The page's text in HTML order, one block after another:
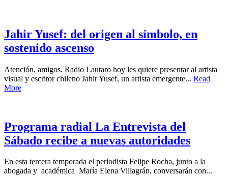
Jahir Yusef: del origen al símbolo, en
sostenido ascenso
Atención, amigos. Radio Lautaro hoy les quiere presentar al artista
visual y escritor chileno Jahir Yusef, un artista emergente... Read
More
Programa radial La Entrevista del
Sábado recibe a nuevas autoridades
En esta tercera temporada el periodista Felipe Rocha, junto a la
abogada y académica María Elena Villagrán, conversarán con...